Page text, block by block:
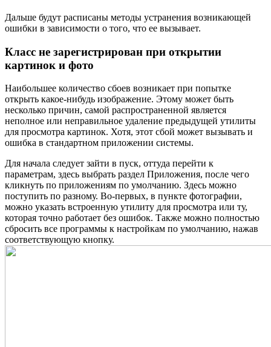
Дальше будут расписаны методы устранения возникающей
ошибки в зависимости о того, что ее вызывает.
Класс не зарегистрирован при открытии
картинок и фото
Наибольшее количество сбоев возникает при попытке
открыть какое-нибудь изображение. Этому может быть
несколько причин, самой распространенной является
неполное или неправильное удаление предыдущей утилиты
для просмотра картинок. Хотя, этот сбой может вызывать и
ошибка в стандартном приложении системы.
Для начала следует зайти в пуск, оттуда перейти к
параметрам, здесь выбрать раздел Приложения, после чего
кликнуть по приложениям по умолчанию. Здесь можно
поступить по разному. Во-первых, в пункте фотографии,
можно указать встроенную утилиту для просмотра или ту,
которая точно работает без ошибок. Также можно полностью
сбросить все программы к настройкам по умолчанию, нажав
соответствующую кнопку.